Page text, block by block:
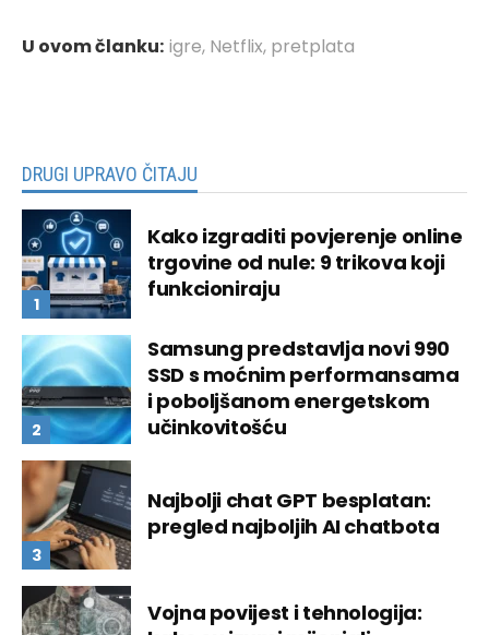
U ovom članku: igre, Netflix, pretplata
DRUGI UPRAVO ČITAJU
Kako izgraditi povjerenje online
trgovine od nule: 9 trikova koji
funkcioniraju
Samsung predstavlja novi 990
SSD s moćnim performansama
i poboljšanom energetskom
učinkovitošću
Najbolji chat GPT besplatan:
pregled najboljih AI chatbota
Vojna povijest i tehnologija: